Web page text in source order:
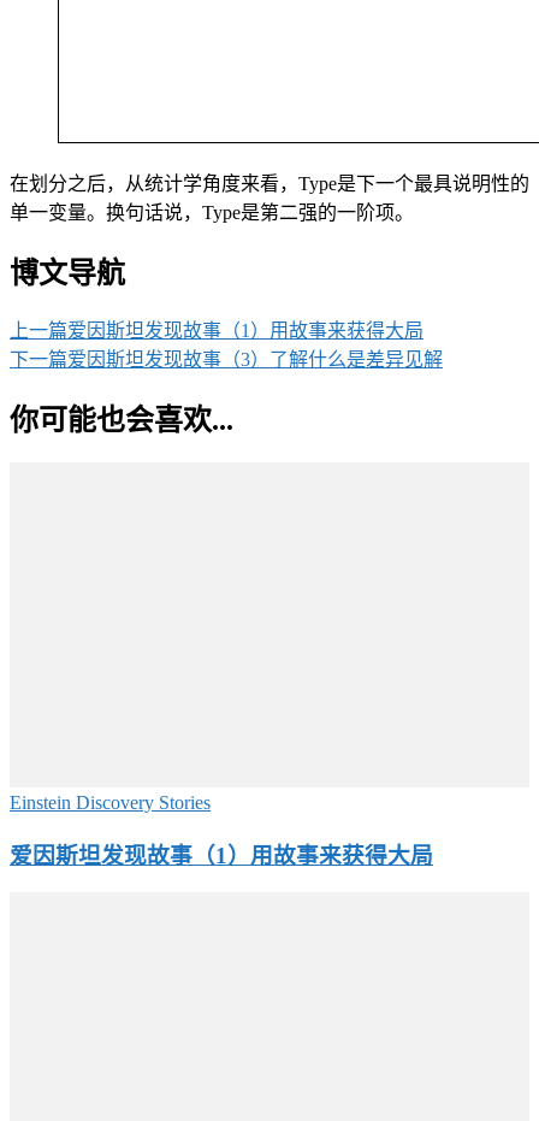
在划分之后，从统计学角度来看，Type是下一个最具说明性的
单一变量。换句话说，Type是第二强的一阶项。
博文导航
上一篇爱因斯坦发现故事（1）用故事来获得大局
下一篇爱因斯坦发现故事（3）了解什么是差异见解
你可能也会喜欢...
Einstein Discovery Stories
爱因斯坦发现故事（1）用故事来获得大局